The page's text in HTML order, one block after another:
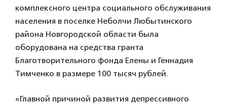
комплексного центра социального обслуживания
населения в поселке Неболчи Любытинского
района Новгородской области была
оборудована на средства гранта
Благотворительного фонда Елены и Геннадия
Тимченко в размере 100 тысяч рублей.
«Главной причиной развития депрессивного